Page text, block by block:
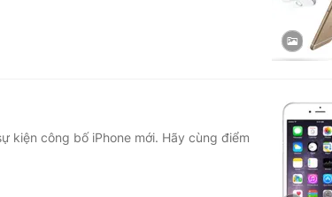
kiện công bố iPhone mới. Hãy cùng điểm